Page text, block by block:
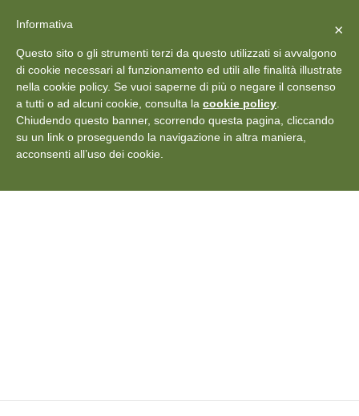
+39 011 18867102 info@aceper.it Statuto
Aceper
Vedi: Protezione dei dati personali ×
Informativa
Questo sito o gli strumenti terzi da questo utilizzati si avvalgono
di cookie necessari al funzionamento ed utili alle finalità illustrate
nella cookie policy. Se vuoi saperne di più o negare il consenso
a tutti o ad alcuni cookie, consulta la cookie policy
Chiudendo questo banner, scorrendo questa pagina, cliccando
su un link o proseguendo la navigazione in altra maniera,
acconsenti all’uso dei cookie.